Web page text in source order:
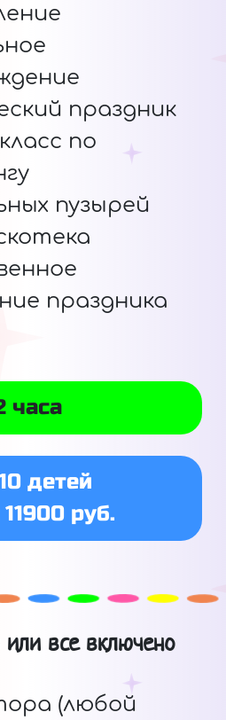
праздник
по
пузырей
праздника
часа
детей
руб.
все включено
(любой